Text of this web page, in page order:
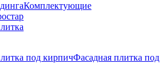
Комплектующие
под кирпичФасадная плитка под